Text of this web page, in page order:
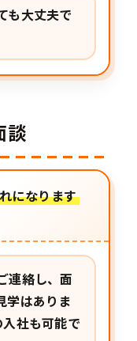
も大丈夫で
談
になります
連絡し、面
学はありま
社も可能で